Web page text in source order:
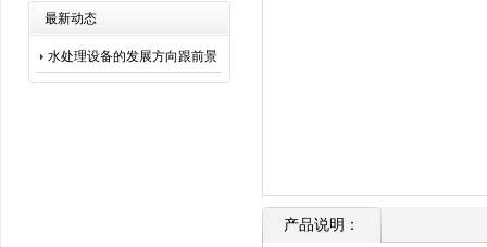
最新动态
水处理设备的发展方向跟前景
产品说明：